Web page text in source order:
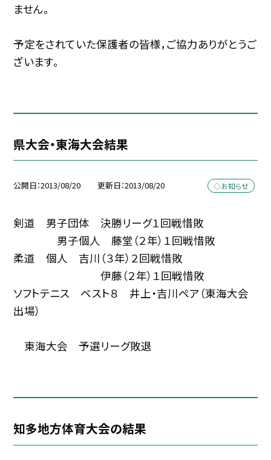
ません。
予定をされていた保護者の皆様，ご協力ありがとうご
ざいます。
県大会・東海大会結果
公開日 2013/08/20 更新日 2013/08/20 ◇お知らせ
剣道 男子団体 決勝リーグ１回戦惜敗
男子個人 藤堂（２年）１回戦惜敗
柔道 個人 吉川（３年）２回戦惜敗
伊藤（２年）１回戦惜敗
ソフトテニス ベスト８ 井上・吉川ペア（東海大会
出場）
東海大会 予選リーグ敗退
知多地方体育大会の結果